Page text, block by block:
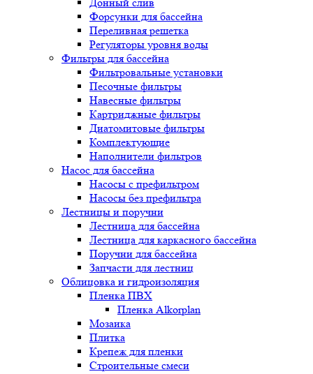
Форсунки для бассейна
Переливная решетка
Регуляторы уровня воды
Фильтры для бассейна
Фильтровальные установки
Песочные фильтры
Навесные фильтры
Картриджные фильтры
Диатомитовые фильтры
Комплектующие
Наполнители фильтров
Насос для бассейна
Насосы с префильтром
Насосы без префильтра
Лестницы и поручни
Лестница для бассейна
Лестница для каркасного бассейна
Поручни для бассейна
Запчасти для лестниц
Облицовка и гидроизоляция
Пленка ПВХ
Пленка Alkorplan
Мозаика
Плитка
Крепеж для пленки
Строительные смеси